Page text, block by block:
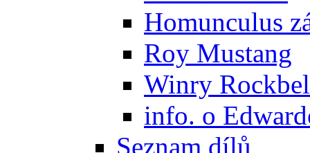
Homunculus
Roy Mustang
Winry
info. o
Seznam dílů